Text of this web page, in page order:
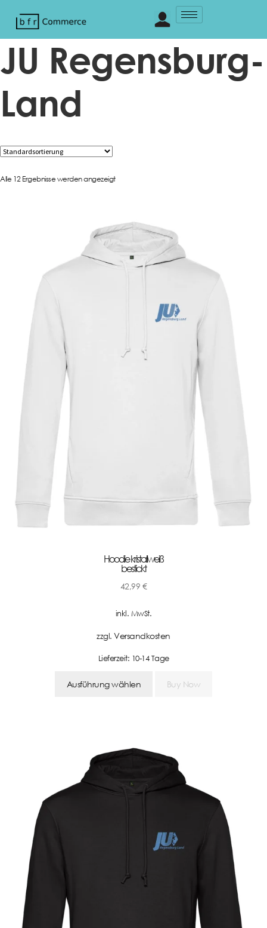
JU Regensburg-
Land
Alle 12 Ergebnisse werden angezeigt
Hoodie kristallweiß
bestickt
42,99 €
inkl. MwSt.
zzgl.Versandkosten
Lieferzeit: 10-14 Tage
Ausführung wählen Buy Now